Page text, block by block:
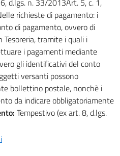
d.lgs. n. 33/2013Art. 5, c. 1,
richieste di pagamento: i
di pagamento, ovvero di
tramite i quali i
i pagamenti mediante
gli identificativi del conto
versanti possono
bollettino postale, nonchè i
da indicare obbligatoriamente
Tempestivo (ex art. 8, d.lgs.